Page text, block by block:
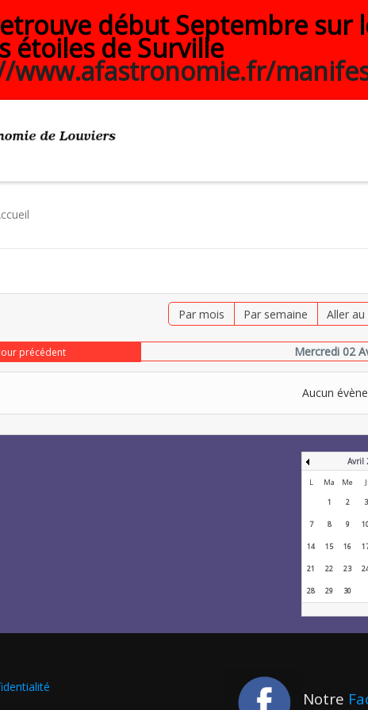
début Septembre sur
étoiles de Surville
www.afastronomie.fr/
Par mois Par semaine Aller
Jour précédent Mercredi 02
Aucun
Avril
L Ma Me J
1
2 3
7 8 9
14 15 16
21 22 23
28 29 30
Notre